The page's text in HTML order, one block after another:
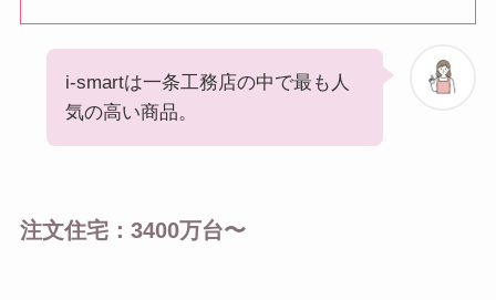
i-smartは一条工務店の中で最も人
気の高い商品。
注文住宅：3400万台〜